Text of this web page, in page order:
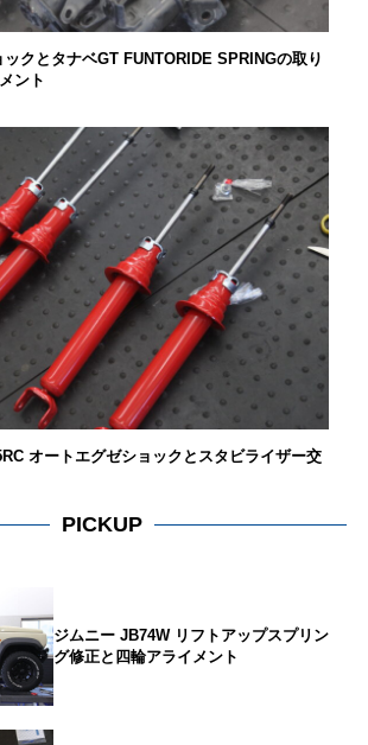
クとタナベGT FUNTORIDE SPRINGの取り
ント
オートエグゼショックとスタビライザー交
PICKUP
ジムニー JB74W リフトアップスプリン
グ修正と四輪アライメント